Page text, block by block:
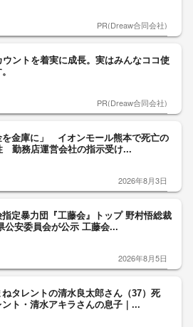
PR(Dreaw合同会社)
ウントを着実に成長。実はみんなココ使
PR(Dreaw合同会社)
を金庫に」 イオンモール熊本で死亡の
勤務店運営会社の指示受け...
2026年8月3日
定暴力団『工藤会』トップ 野村悟総裁
公安委員会が公示 工藤会...
2026年8月5日
タレントの清水良太郎さん（37）死
ト・清水アキラさんの息子｜...